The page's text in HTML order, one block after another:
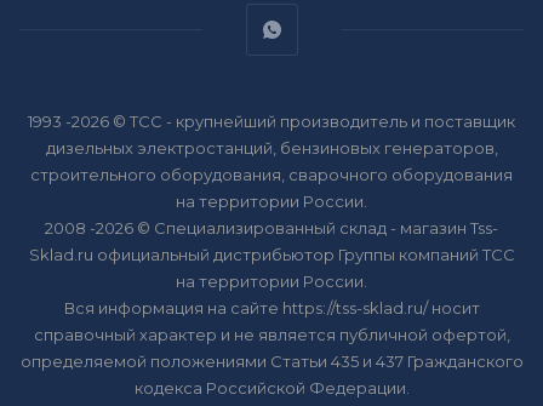
1993 -2026 © ТСС - крупнейший производитель и поставщик
дизельных электростанций, бензиновых генераторов,
строительного оборудования, сварочного оборудования
на территории России.
2008 -2026 © Специализированный склад - магазин Tss-
Sklad.ru официальный дистрибьютор Группы компаний ТСС
на территории России.
Вся информация на сайте https://tss-sklad.ru/ носит
справочный характер и не является публичной офертой,
определяемой положениями Статьи 435 и 437 Гражданского
кодекса Российской Федерации.